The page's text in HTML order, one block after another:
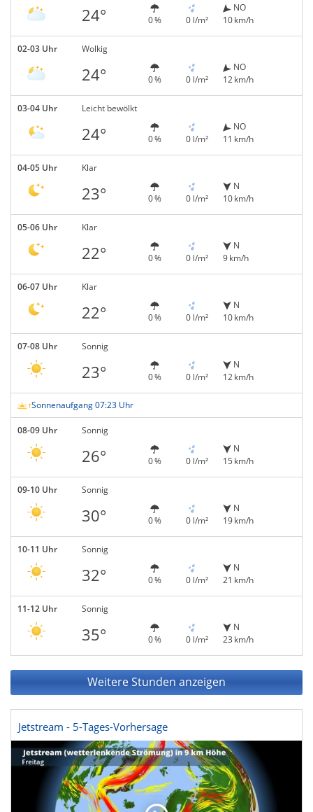
24° 0 % 0 l/m²
NO
10 km/h
02-03 Uhr Wolkig
24° 0 % 0 l/m²
NO
12 km/h
03-04 Uhr Leicht bewölkt
24° 0 % 0 l/m²
NO
11 km/h
04-05 Uhr Klar
23° 0 % 0 l/m²
N
10 km/h
05-06 Uhr Klar
22° 0 % 0 l/m²
N
9 km/h
06-07 Uhr Klar
22° 0 % 0 l/m²
N
10 km/h
07-08 Uhr Sonnig
23° 0 % 0 l/m²
N
12 km/h
Sonnenaufgang 07:23 Uhr
08-09 Uhr Sonnig
26° 0 % 0 l/m²
N
15 km/h
09-10 Uhr Sonnig
30° 0 % 0 l/m²
N
19 km/h
10-11 Uhr Sonnig
32° 0 % 0 l/m²
N
21 km/h
11-12 Uhr Sonnig
35° 0 % 0 l/m²
N
23 km/h
Weitere Stunden anzeigen
Jetstream - 5-Tages-Vorhersage